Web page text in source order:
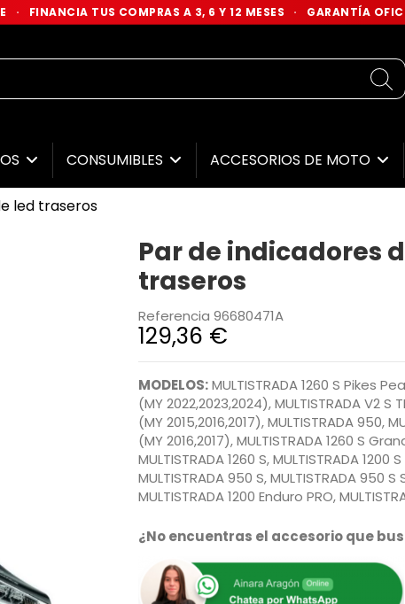
· FINANCIA TUS COMPRAS A 3, 6 Y 12 MESES · GARANTÍA
CONSUMIBLES ACCESORIOS DE MOTO
led traseros
Par de indicadores
traseros
Referencia 96680471A
129,36 €
MODELOS:MULTISTRADA 1260 S Pikes
(MY 2022,2023,2024), MULTISTRADA V2 S
(MY 2015,2016,2017), MULTISTRADA 950,
(MY 2016,2017), MULTISTRADA 1260 S
MULTISTRADA 1260 S, MULTISTRADA
MULTISTRADA 950 S, MULTISTRADA 950
MULTISTRADA 1200 Enduro PRO,
¿No encuentras el accesorio que